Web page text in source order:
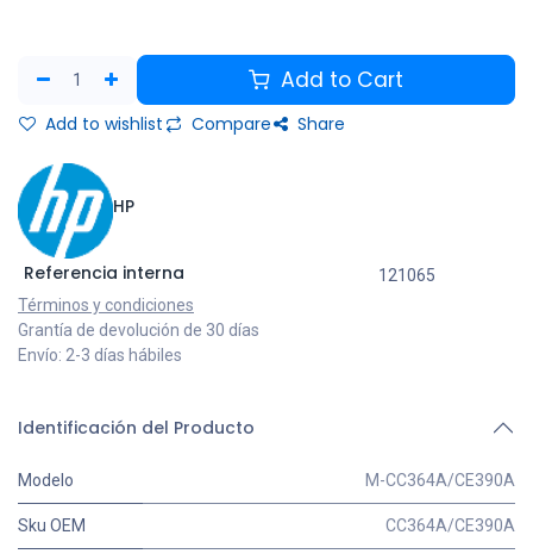
Add to Cart
Add to wishlist Compare Share
HP
Referencia interna
121065
Términos y condiciones
Grantía de devolución de 30 días
Envío: 2-3 días hábiles
Identificación del Producto
Modelo M-CC364A/CE390A
Sku OEM CC364A/CE390A